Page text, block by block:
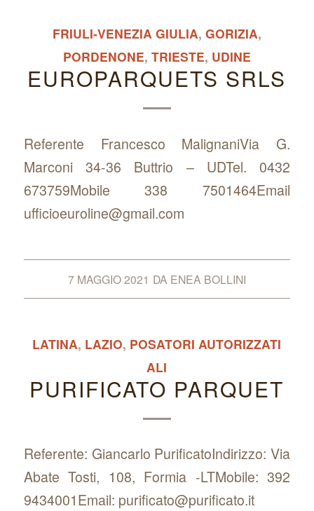
FRIULI-VENEZIA GIULIA, GORIZIA,
PORDENONE, TRIESTE, UDINE
EUROPARQUETS SRLS
Referente Francesco MalignaniVia G.
Marconi 34-36 Buttrio – UDTel. 0432
673759Mobile 338 7501464Email
ufficioeuroline@gmail.com
7 MAGGIO 2021 DA ENEA BOLLINI
LATINA, LAZIO, POSATORI AUTORIZZATI
ALI
PURIFICATO PARQUET
Referente: Giancarlo PurificatoIndirizzo: Via
Abate Tosti, 108, Formia -LTMobile: 392
9434001Email: purificato@purificato.it